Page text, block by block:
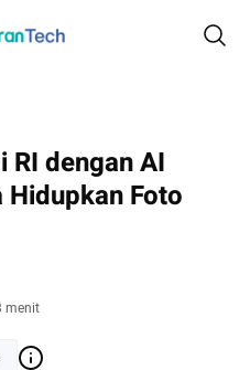
RI dengan AI
Hidupkan Foto
menit